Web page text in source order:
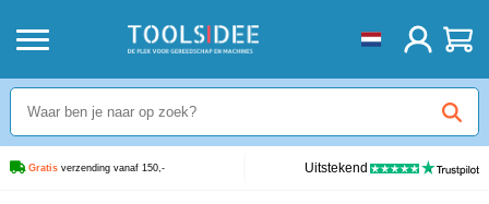
Gratis verzending vanaf 150,- Uitstekend